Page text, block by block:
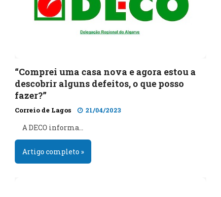
“Comprei uma casa nova e agora estou a
descobrir alguns defeitos, o que posso
fazer?”
Correio de Lagos 21/04/2023
A DECO informa…
Artigo completo »